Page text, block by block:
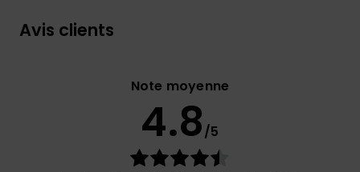
Avis clients
Note moyenne
4.8/5